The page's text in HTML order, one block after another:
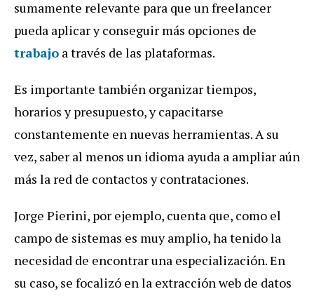
sumamente relevante para que un freelancer
pueda aplicar y conseguir más opciones de
trabajo a través de las plataformas.
Es importante también organizar tiempos,
horarios y presupuesto, y capacitarse
constantemente en nuevas herramientas. A su
vez, saber al menos un idioma ayuda a ampliar aún
más la red de contactos y contrataciones.
Jorge Pierini, por ejemplo, cuenta que, como el
campo de sistemas es muy amplio, ha tenido la
necesidad de encontrar una especialización. En
su caso, se focalizó en la extracción web de datos